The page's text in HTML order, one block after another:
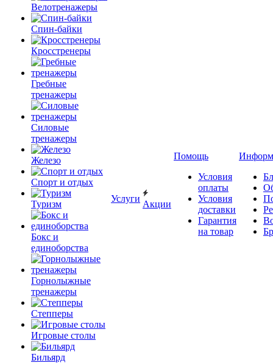
Велотренажеры
Спин-байки
Кросстренеры
Гребные
тренажеры
Силовые
тренажеры
Железо
Спорт и отдых
Туризм
Бокс и
единоборства
Горнолыжные
тренажеры
Степперы
Игровые столы
Бильярд
Услуги
Акции
Помощь
Условия
оплаты
Условия
доставки
Гарантия
на товар